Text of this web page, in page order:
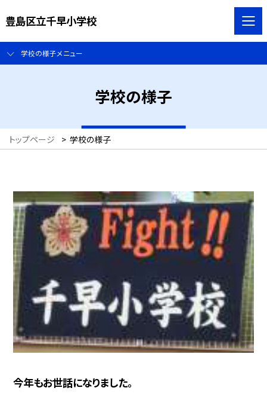
豊島区立千早小学校
学校の様子メニュー
学校の様子
トップページ > 学校の様子
今年もお世話になりました。